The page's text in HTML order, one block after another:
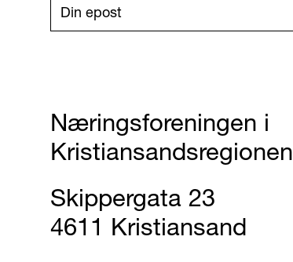
Næringsforeningen i
Kristiansandsregionen
Skippergata 23
4611 Kristiansand